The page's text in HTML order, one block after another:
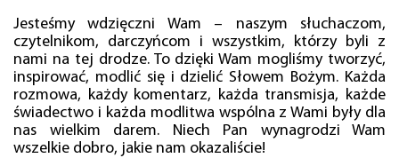
Jesteśmy wdzięczni Wam – naszym słuchaczom,
czytelnikom, darczyńcom i wszystkim, którzy byli z
nami na tej drodze. To dzięki Wam mogliśmy tworzyć,
inspirować, modlić się i dzielić Słowem Bożym. Każda
rozmowa, każdy komentarz, każda transmisja, każde
świadectwo i każda modlitwa wspólna z Wami były dla
nas wielkim darem. Niech Pan wynagrodzi Wam
wszelkie dobro, jakie nam okazaliście!